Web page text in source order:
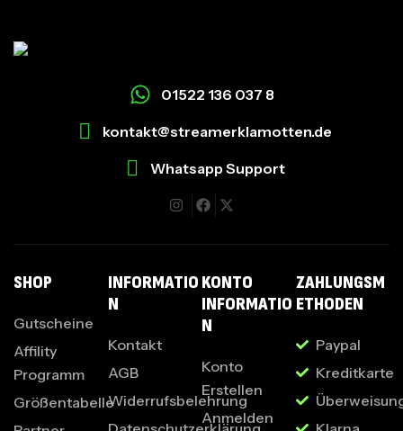
01522 136 037 8
kontakt@streamerklamotten.de
Whatsapp Support
SHOP
Gutscheine
Affility
Programm
Größentabelle
INFORMATIO
N
Kontakt
AGB
Widerrufsbelehrung
KONTO
INFORMATIO
N
Konto
Erstellen
Anmelden
ZAHLUNGSM
ETHODEN
Paypal
Kreditkarte